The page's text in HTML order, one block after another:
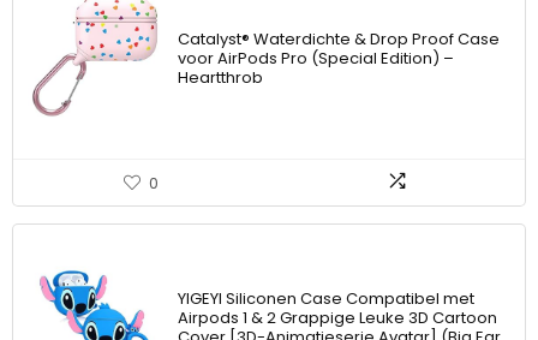
Catalyst® Waterdichte & Drop Proof Case
voor AirPods Pro (Special Edition) –
Heartthrob
0
YIGEYI Siliconen Case Compatibel met
Airpods 1 & 2 Grappige Leuke 3D Cartoon